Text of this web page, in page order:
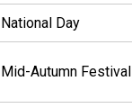
National Day
Mid-Autumn Festival